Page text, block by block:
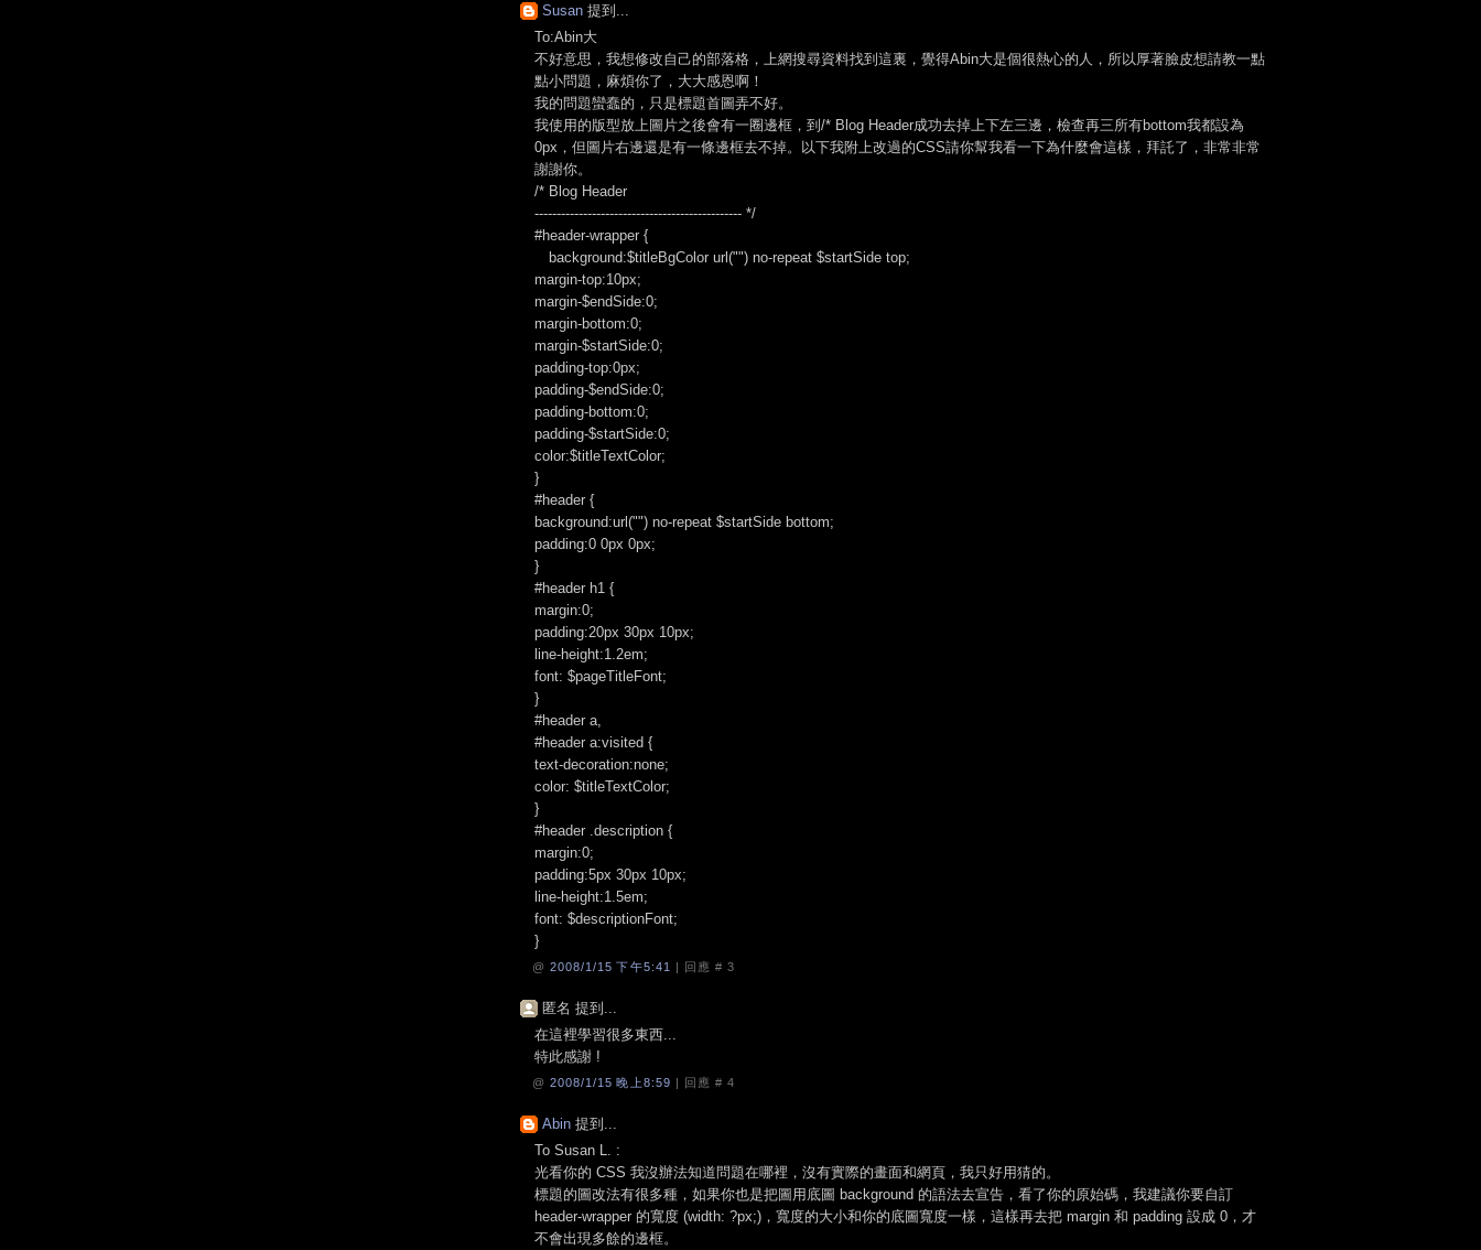
Susan 提到...
To:Abin大
不好意思，我想修改自己的部落格，上網搜尋資料找到這裏，覺得Abin大是個很熱心的人，所以厚著臉皮想請教一點
點小問題，麻煩你了，大大感恩啊！
我的問題蠻蠢的，只是標題首圖弄不好。
我使用的版型放上圖片之後會有一圈邊框，到/* Blog Header成功去掉上下左三邊，檢查再三所有bottom我都設為
0px，但圖片右邊還是有一條邊框去不掉。以下我附上改過的CSS請你幫我看一下為什麼會這樣，拜託了，非常非常
謝謝你。
/* Blog Header
----------------------------------------------- */
#header-wrapper {
background:$titleBgColor url("") no-repeat $startSide top;
margin-top:10px;
margin-$endSide:0;
margin-bottom:0;
margin-$startSide:0;
padding-top:0px;
padding-$endSide:0;
padding-bottom:0;
padding-$startSide:0;
color:$titleTextColor;
}
#header {
background:url("") no-repeat $startSide bottom;
padding:0 0px 0px;
}
#header h1 {
margin:0;
padding:20px 30px 10px;
line-height:1.2em;
font: $pageTitleFont;
}
#header a,
#header a:visited {
text-decoration:none;
color: $titleTextColor;
}
#header .description {
margin:0;
padding:5px 30px 10px;
line-height:1.5em;
font: $descriptionFont;
}
@ 2008/1/15 下午5:41 | 回應 #3
匿名 提到...
在這裡學習很多東西...
特此感謝 !
@ 2008/1/15 晚上8:59 | 回應 #4
Abin 提到...
To Susan L. :
光看你的 CSS 我沒辦法知道問題在哪裡，沒有實際的畫面和網頁，我只好用猜的。
標題的圖改法有很多種，如果你也是把圖用底圖 background 的語法去宣告，看了你的原始碼，我建議你要自訂
header-wrapper 的寬度 (width: ?px;)，寬度的大小和你的底圖寬度一樣，這樣再去把 margin 和 padding 設成 0，才
不會出現多餘的邊框。